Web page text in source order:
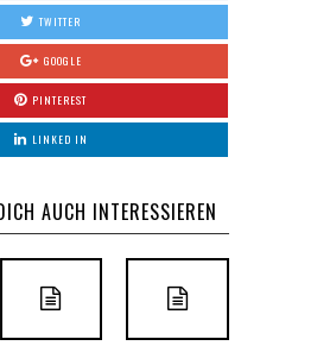
TWITTER
GOOGLE
PINTEREST
LINKED IN
AUCH INTERESSIEREN